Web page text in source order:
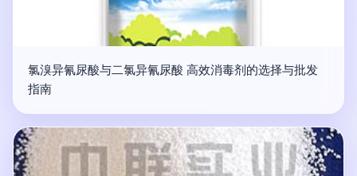
氯溴异氰尿酸与二氯异氰尿酸 高效消毒剂的选择与批发
指南